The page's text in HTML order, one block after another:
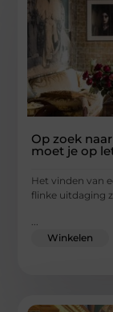
Op zoek
moet je op
Het vinden van
flinke uitdaging
Winkelen